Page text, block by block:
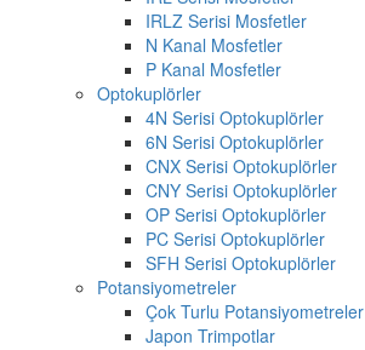
IRLZ Serisi Mosfetler
N Kanal Mosfetler
P Kanal Mosfetler
Optokuplörler
4N Serisi Optokuplörler
6N Serisi Optokuplörler
CNX Serisi Optokuplörler
CNY Serisi Optokuplörler
OP Serisi Optokuplörler
PC Serisi Optokuplörler
SFH Serisi Optokuplörler
Potansiyometreler
Çok Turlu Potansiyometreler
Japon Trimpotlar